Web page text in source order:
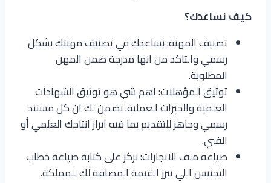
كيف نساعدك؟
تصنيف المهنة: نساعدك في تصنيف مهنتك بشكل
رسمي والتاكد من انها مدرجة ضمن المهن
المطلوبة.
توثيق المؤهلات: اهم شي هو توثيق الشهادات
العلمية والخبرات العملية. نضمن لك ان كل مستند
رسمي وجاهز للتقديم بما فيه ابراز انتاجك العلمي أو
الفني.
صياغة ملف الانجازات: نركز على كتابة صياغة خطاب
التجنيس اللي تبرز القيمة المضافة لك للمملكة.